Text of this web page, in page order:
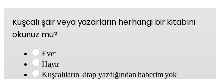
Kuşcalı şair veya yazarların herhangi bir kitabını
okunuz mu?
Evet
Hayır
Kuşcalıların kitap yazdığından haberim yok